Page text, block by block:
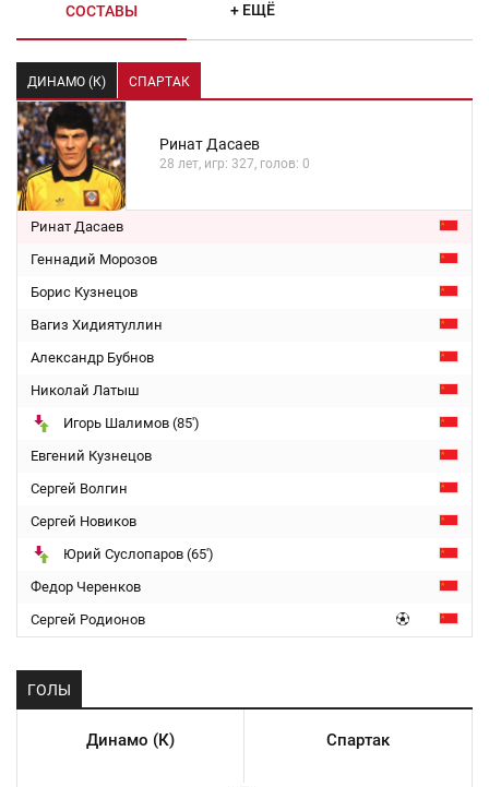
СОСТАВЫ + ЕЩЁ
ДИНАМО (К) СПАРТАК
Ринат Дасаев
28 лет, игр: 327, голов: 0
Ринат Дасаев
Геннадий Морозов
Борис Кузнецов
Вагиз Хидиятуллин
Александр Бубнов
Николай Латыш
Игорь Шалимов (85')
Евгений Кузнецов
Сергей Волгин
Сергей Новиков
Юрий Суслопаров (65')
Федор Черенков
Сергей Родионов
ГОЛЫ
Динамо (К) Спартак